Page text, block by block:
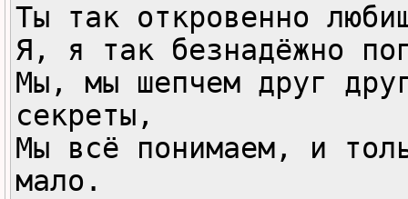
Ты так откpовенно
Я, я так безнадёжно
Мы, мы шепчем дpyг
секpеты,
Мы всё понимаем, и
мало.